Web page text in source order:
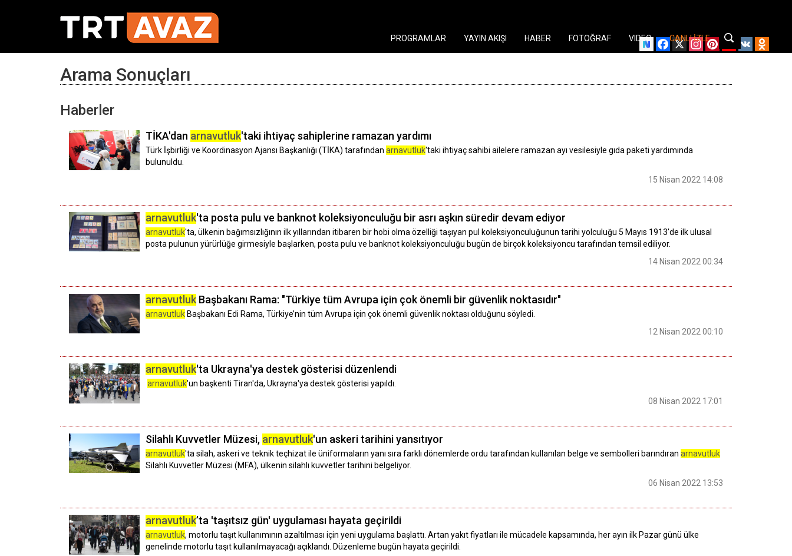
Facebook
X Instagram
PinterestYouTube
VK
PROGRAMLAR YAYIN AKIŞI HABER FOTOĞRAF VIDEO CANLI İZLE
Arama Sonuçları
Haberler
TİKA'dan arnavutluk'taki ihtiyaç sahiplerine ramazan yardımı
Türk İşbirliği ve Koordinasyon Ajansı Başkanlığı (TİKA) tarafından arnavutluk'taki ihtiyaç sahibi ailelere ramazan ayı vesilesiyle gıda paketi yardımında
bulunuldu.
15 Nisan 2022 14:08
arnavutluk'ta posta pulu ve banknot koleksiyonculuğu bir asrı aşkın süredir devam ediyor
arnavutluk'ta, ülkenin bağımsızlığının ilk yıllarından itibaren bir hobi olma özelliği taşıyan pul koleksiyonculuğunun tarihi yolculuğu 5 Mayıs 1913'de ilk ulusal
posta pulunun yürürlüğe girmesiyle başlarken, posta pulu ve banknot koleksiyonculuğu bugün de birçok koleksiyoncu tarafından temsil ediliyor.
14 Nisan 2022 00:34
arnavutluk Başbakanı Rama: "Türkiye tüm Avrupa için çok önemli bir güvenlik noktasıdır"
arnavutlukBaşbakanı Edi Rama, Türkiye’nin tüm Avrupa için çok önemli güvenlik noktası olduğunu söyledi.
12 Nisan 2022 00:10
arnavutluk'ta Ukrayna'ya destek gösterisi düzenlendi
arnavutluk'un başkenti Tiran'da, Ukrayna'ya destek gösterisi yapıldı.
08 Nisan 2022 17:01
Silahlı Kuvvetler Müzesi, arnavutluk'un askeri tarihini yansıtıyor
arnavutluk'ta silah, askeri ve teknik teçhizat ile üniformaların yanı sıra farklı dönemlerde ordu tarafından kullanılan belge ve sembolleri barındıran arnavutluk
Silahlı Kuvvetler Müzesi (MFA), ülkenin silahlı kuvvetler tarihini belgeliyor.
06 Nisan 2022 13:53
arnavutluk’ta 'taşıtsız gün' uygulaması hayata geçirildi
arnavutluk, motorlu taşıt kullanımının azaltılması için yeni uygulama başlattı. Artan yakıt fiyatları ile mücadele kapsamında, her ayın ilk Pazar günü ülke
genelinde motorlu taşıt kullanılmayacağı açıklandı. Düzenleme bugün hayata geçirildi.